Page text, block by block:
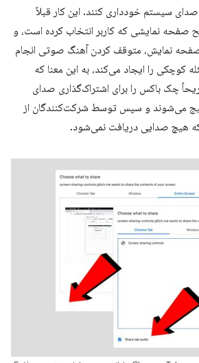
سیستم خودداری کنند. این کار قبلاً
صفحه نمایشی که کاربر انتخاب کرده است، و
نمایش، متوقف کردن آهنگ صوتی انجام
کوچکی را ایجاد می‌کند، به این معنا که
چک باکس را برای اشتراک‌گذاری صدای
می‌شوند و سپس توسط شرکت‌کنندگان از
که هیچ صدایی دریافت نمی‌شود.